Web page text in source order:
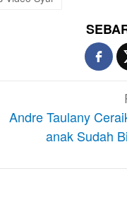
Andre Taulany
anak Sudah